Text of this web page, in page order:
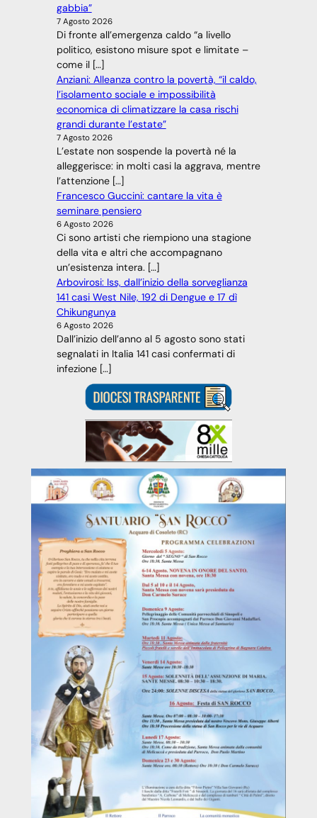
gabbia”
7 Agosto 2026
Di fronte all’emergenza caldo “a livello
politico, esistono misure spot e limitate –
come il […]
Anziani: Alleanza contro la povertà, “il caldo,
l’isolamento sociale e impossibilità
economica di climatizzare la casa rischi
grandi durante l’estate”
7 Agosto 2026
L’estate non sospende la povertà né la
alleggerisce: in molti casi la aggrava, mentre
l’attenzione […]
Francesco Guccini: cantare la vita è
seminare pensiero
6 Agosto 2026
Ci sono artisti che riempiono una stagione
della vita e altri che accompagnano
un’esistenza intera. […]
Arbovirosi: Iss, dall’inizio della sorveglianza
141 casi West Nile, 192 di Dengue e 17 dì
Chikungunya
6 Agosto 2026
Dall’inizio dell’anno al 5 agosto sono stati
segnalati in Italia 141 casi confermati di
infezione […]